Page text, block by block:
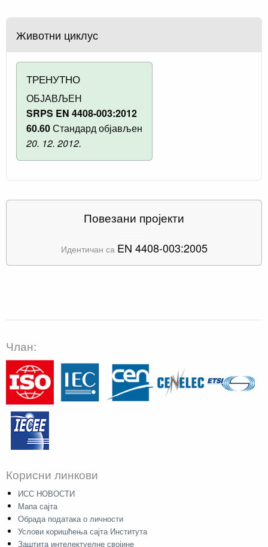
Животни циклус
ТРЕНУТНО
ОБЈАВЉЕН
SRPS EN 4408-003:2012
60.60Стандард објављен
20. 12. 2012.
Повезани пројекти
Идентичан са EN 4408-003:2005
Члан:
Корисни линкови
ИСС НОВОСТИ
Мапа сајта
Обрада података о личности
Услови коришћења сајта Института
Заштита интелектуелне својине